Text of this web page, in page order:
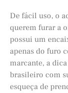
De fácil uso, o
querem furar a
possui um
apenas do furo
marcante, a
brasileiro com
esqueça de